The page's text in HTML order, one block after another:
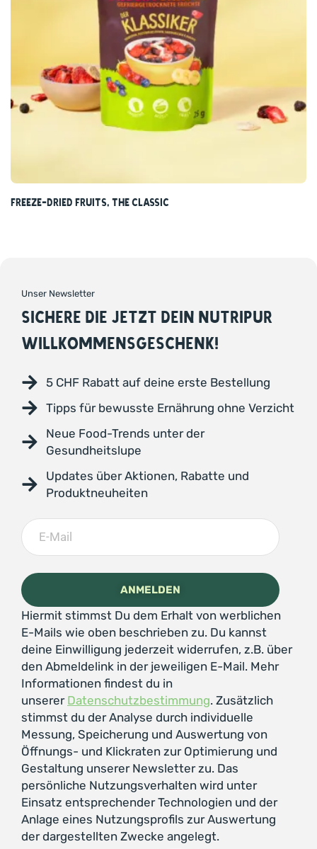
Freeze-dried fruits, The classic
Unser Newsletter
SICHERE DIE JETZT DEIN NUTRIPUR
WILLKOMMENSGESCHENK!
5 CHF Rabatt auf deine erste Bestellung
Tipps für bewusste Ernährung ohne Verzicht
Neue Food-Trends unter der
Gesundheitslupe
Updates über Aktionen, Rabatte und
Produktneuheiten
Hiermit stimmst Du dem Erhalt von werblichen
E-Mails wie oben beschrieben zu. Du kannst
deine Einwilligung jederzeit widerrufen, z.B. über
den Abmeldelink in der jeweiligen E-Mail. Mehr
Informationen findest du in
unserer Datenschutzbestimmung. Zusätzlich
stimmst du der Analyse durch individuelle
Messung, Speicherung und Auswertung von
Öffnungs- und Klickraten zur Optimierung und
Gestaltung unserer Newsletter zu. Das
persönliche Nutzungsverhalten wird unter
Einsatz entsprechender Technologien und der
Anlage eines Nutzungsprofils zur Auswertung
der dargestellten Zwecke angelegt.